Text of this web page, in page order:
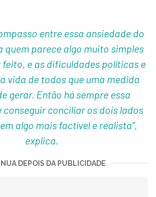
entre essa ansiedade do
quem parece algo muito simples
feito, e as dificuldades políticas e
vida de todos que uma medida
gerar. Então há sempre essa
conciliar os dois lados
algo mais factível e realista”,
explica.
DEPOIS DA PUBLICIDADE